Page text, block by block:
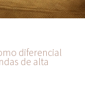
diferencial
de alta